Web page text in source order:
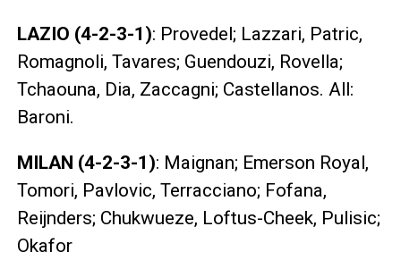
LAZIO (4-2-3-1): Provedel; Lazzari, Patric,
Romagnoli, Tavares; Guendouzi, Rovella;
Tchaouna, Dia, Zaccagni; Castellanos. All:
Baroni.
MILAN (4-2-3-1): Maignan; Emerson Royal,
Tomori, Pavlovic, Terracciano; Fofana,
Reijnders; Chukwueze, Loftus-Cheek, Pulisic;
Okafor